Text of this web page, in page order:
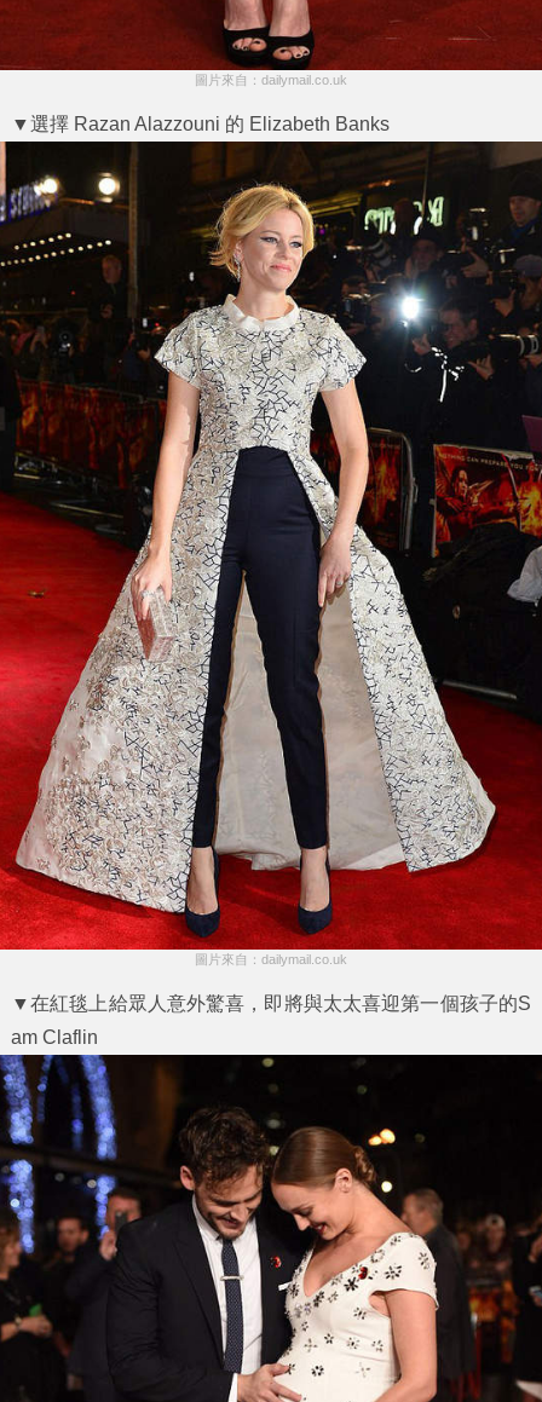
圖片來自：dailymail.co.uk
▼選擇 Razan Alazzouni 的 Elizabeth Banks
圖片來自：dailymail.co.uk
▼在紅毯上給眾人意外驚喜，即將與太太喜迎第一個孩子的S
am Claflin